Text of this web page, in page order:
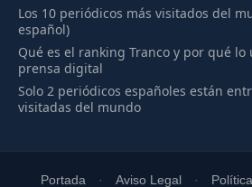
Los 10 periódicos más visitados del
español)
Qué es el ranking Tranco y por qué
prensa digital
Solo 2 periódicos españoles están
visitadas del mundo
Portada Aviso Legal